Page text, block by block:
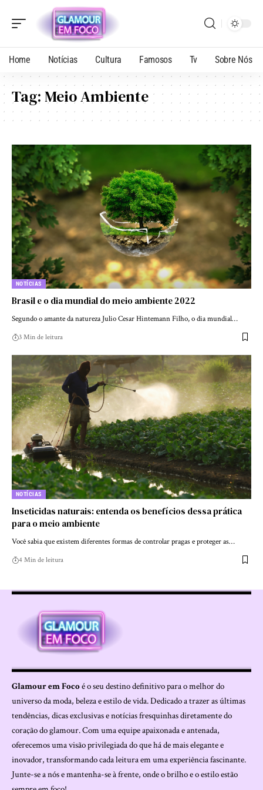
Home Notícias Cultura Famosos Tv Sobre Nós
Tag:Meio Ambiente
NOTÍCIAS
Brasil e o dia mundial do meio ambiente 2022
Segundo o amante da natureza Julio Cesar Hintemann Filho, o dia mundial…
3 Min de leitura
NOTÍCIAS
Inseticidas naturais: entenda os benefícios dessa prática
para o meio ambiente
Você sabia que existem diferentes formas de controlar pragas e proteger as…
4 Min de leitura
Glamour em Focoé o seu destino definitivo para o melhor do
universo da moda, beleza e estilo de vida. Dedicado a trazer as últimas
tendências, dicas exclusivas e notícias fresquinhas diretamente do
coração do glamour. Com uma equipe apaixonada e antenada,
oferecemos uma visão privilegiada do que há de mais elegante e
inovador, transformando cada leitura em uma experiência fascinante.
Junte-se a nós e mantenha-se à frente, onde o brilho e o estilo estão